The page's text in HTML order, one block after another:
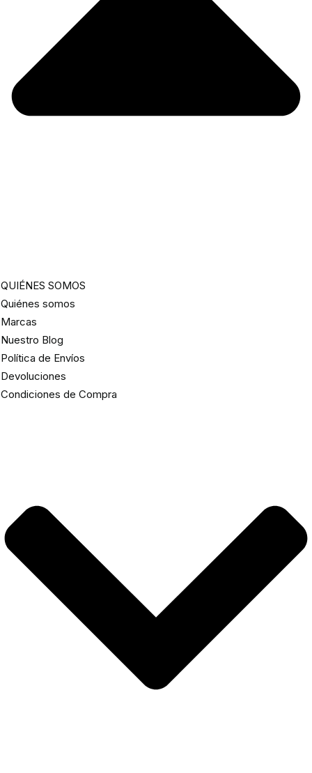
QUIÉNES SOMOS
Quiénes somos
Marcas
Nuestro Blog
Política de Envíos
Devoluciones
Condiciones de Compra